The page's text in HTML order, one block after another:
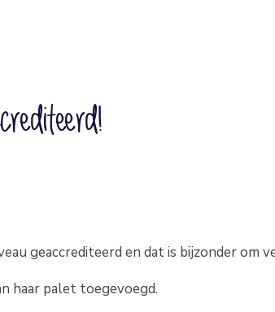
geaccrediteerd en dat is bijzonder om
haar palet toegevoegd.